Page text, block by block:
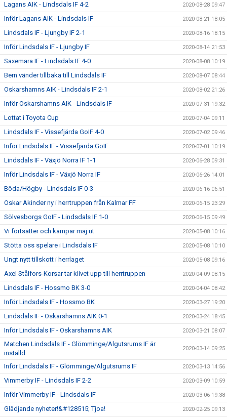
Lagans AIK - Lindsdals IF 4-2 2020-08-28 09:47
Inför Lagans AIK - Lindsdals IF 2020-08-21 18:05
Lindsdals IF - Ljungby IF 2-1 2020-08-16 18:15
Inför Lindsdals IF - Ljungby IF 2020-08-14 21:53
Saxemara IF - Lindsdals IF 4-0 2020-08-08 10:19
Bern vänder tillbaka till Lindsdals IF 2020-08-07 08:44
Oskarshamns AIK - Lindsdals IF 2-1 2020-08-02 21:26
Inför Oskarshamns AIK - Lindsdals IF 2020-07-31 19:32
Lottat i Toyota Cup 2020-07-04 09:11
Lindsdals IF - Vissefjärda GoIF 4-0 2020-07-02 09:46
Inför Lindsdals IF - Vissefjärda GoIF 2020-07-01 10:19
Lindsdals IF - Växjö Norra IF 1-1 2020-06-28 09:31
Inför Lindsdals IF - Växjö Norra IF 2020-06-26 14:01
Böda/Högby - Lindsdals IF 0-3 2020-06-16 06:51
Oskar Akinder ny i herrtruppen från Kalmar FF 2020-06-15 23:29
Sölvesborgs GoIF - Lindsdals IF 1-0 2020-06-15 09:49
Vi fortsätter och kämpar maj ut 2020-05-08 10:16
Stötta oss spelare i Lindsdals IF 2020-05-08 10:10
Ungt nytt tillskott i herrlaget 2020-05-08 09:16
Axel Stålfors-Korsar tar klivet upp till herrtruppen 2020-04-09 08:15
Lindsdals IF - Hossmo BK 3-0 2020-04-04 08:42
Inför Lindsdals IF - Hossmo BK 2020-03-27 19:20
Lindsdals IF - Oskarshamns AIK 0-1 2020-03-24 18:45
Inför Lindsdals IF - Oskarshamns AIK 2020-03-21 08:07
Matchen Lindsdals IF - Glömminge/Algutsrums IF är
inställd
2020-03-14 09:25
Inför Lindsdals IF - Glömminge/Algutsrums IF 2020-03-13 14:56
Vimmerby IF - Lindsdals IF 2-2 2020-03-09 10:59
Inför Vimmerby IF - Lindsdals IF 2020-03-06 19:38
Glädjande nyheter!&#128515; Tjoa! 2020-02-25 09:13